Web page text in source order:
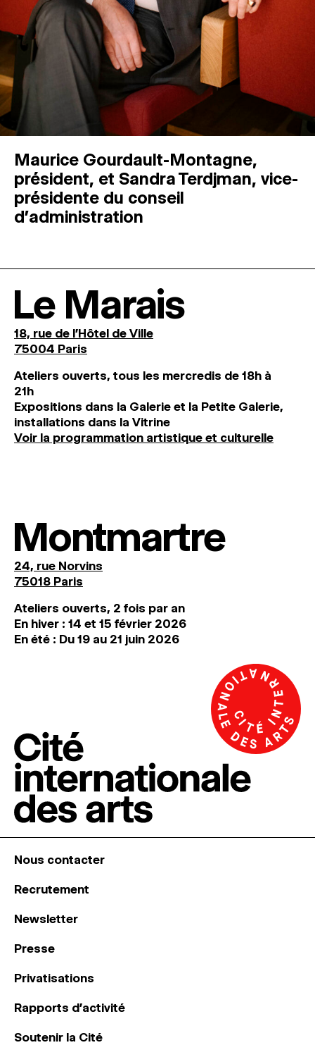
Maurice Gourdault-Montagne,
président, et Sandra Terdjman, vice-
présidente du conseil
d’administration
Le Marais
18, rue de l'Hôtel de Ville
75004 Paris
Ateliers ouverts, tous les mercredis de 18h à
21h
Expositions dans la Galerie et la Petite Galerie,
installations dans la Vitrine
Voir la programmation artistique et culturelle
Montmartre
24, rue Norvins
75018 Paris
Ateliers ouverts, 2 fois par an
En hiver : 14 et 15 février 2026
En été : Du 19 au 21 juin 2026
Nous contacter
Recrutement
Newsletter
Presse
Privatisations
Rapports d’activité
Soutenir la Cité